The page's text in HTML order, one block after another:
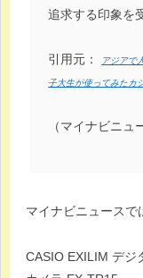
追求する印象を
引用元： アジアで
子大生が使ってみたカ
（マイナビニュ
マイナビニュースで
CASIO EXILIM デジ